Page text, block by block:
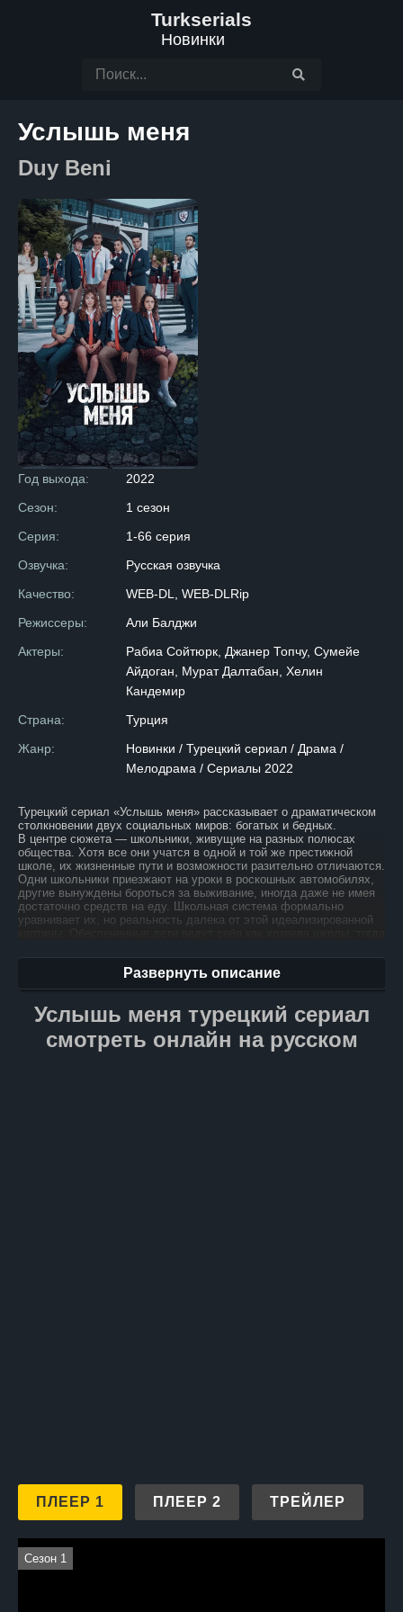
Turkserials
Новинки
Услышь меня
Duy Beni
Год выхода:
2022
Сезон:
1 сезон
Серия:
1-66 серия
Озвучка:
Русская озвучка
Качество:
WEB-DL, WEB-DLRip
Режиссеры:
Али Балджи
Актеры:
Рабиа Сойтюрк, Джанер Топчу, Сумейе
Айдоган, Мурат Далтабан, Хелин
Кандемир
Страна:
Турция
Жанр:
Новинки / Турецкий сериал / Драма /
Мелодрама / Сериалы 2022
Турецкий сериал «Услышь меня» рассказывает о драматическом
столкновении двух социальных миров: богатых и бедных.
В центре сюжета — школьники, живущие на разных полюсах
общества. Хотя все они учатся в одной и той же престижной
школе, их жизненные пути и возможности разительно отличаются.
Одни школьники приезжают на уроки в роскошных автомобилях,
другие вынуждены бороться за выживание, иногда даже не имея
достаточно средств на еду. Школьная система формально
уравнивает их, но реальность далека от этой идеализированной
от постоянных унижений и издевательств, порой доходящих
до физического насилия.
старшеклассница из бедной семьи, становится центральной
фигурой этой неравной борьбы. Ее сильный дух и решимость
выстоять перед лицом несправедливости делают ее символом
сопротивления и надежды для всех угнетенных учеников. Эким
Развернуть описание
Услышь меня турецкий сериал
смотреть онлайн на русском
ПЛЕЕР 1 ПЛЕЕР 2 ТРЕЙЛЕР
Сезон 1